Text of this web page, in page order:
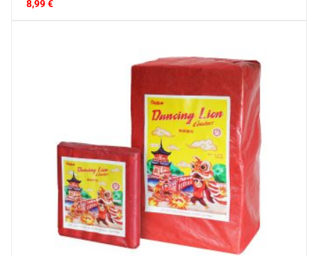
8,99€